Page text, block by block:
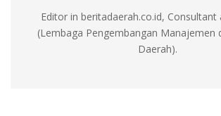
Editor in beritadaerah.co.id, Consultant
(Lembaga Pengembangan Manajemen
Daerah).